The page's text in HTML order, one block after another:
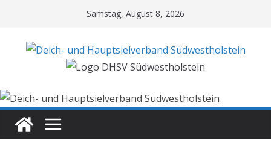
springen
Samstag, August 8, 2026